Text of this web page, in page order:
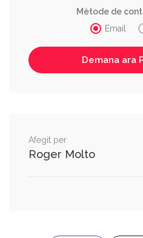
Mètode de
Email
Afegit per
Roger Molto